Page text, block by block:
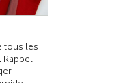
tous les